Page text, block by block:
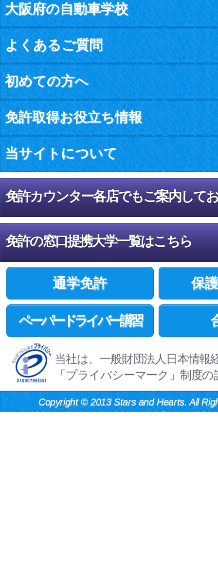
大阪府の自動車学校
よくあるご質問
初めての方へ
免許取得お役立ち情報
当サイトについて
免許カウンター各店でもご案内して
免許の窓口提携大学一覧はこちら
通学免許
ペーパードライバー講習
保
当社は、一般財団法人日本情報
「プライバシーマーク」制度
Copyright©2013 Stars and Hearts. All